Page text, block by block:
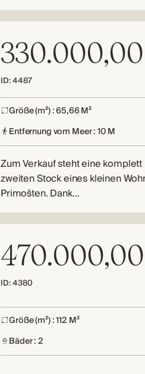
ID: 4487
Größe (m²) : 65,66 M²
Entfernung vom Meer : 10 M
Zum Verkauf steht eine
zweiten Stock eines kleinen
Primošten. Dank…
ID: 4380
Größe (m²) : 112 M²
Bäder : 2